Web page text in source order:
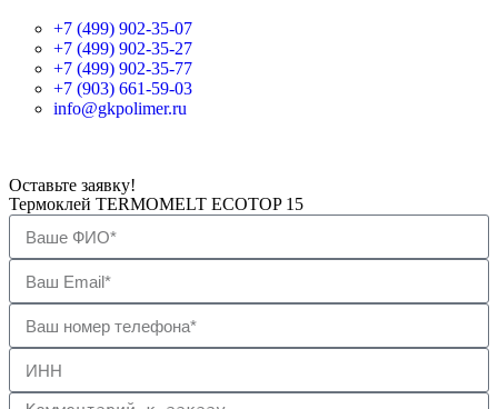
+7 (499) 902-35-07
+7 (499) 902-35-27
+7 (499) 902-35-77
+7 (903) 661-59-03
info@gkpolimer.ru
Оставьте заявку!
Термоклей TERMOMELT ECOTOP 15